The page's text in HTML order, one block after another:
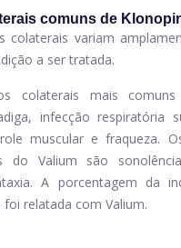
comuns de
colaterais variam
a ser tratada.
colaterais mais
infecção respiratória
muscular e fraqueza.
do Valium são
A porcentagem da
relatada com Valium.